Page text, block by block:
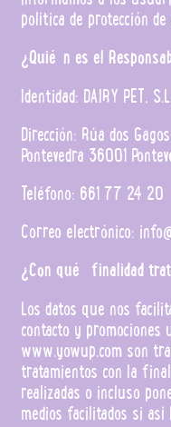
política de protección
¿Quién es el
Identidad: DAIRY PET,
Dirección: Rúa dos
Pontevedra 36001
Teléfono: 661 77 24 20
Correo electrónico:
¿Con qué finalidad
Los datos que nos
contacto y promociones
www.yowup.com son
tratamientos con la
realizadas o incluso
medios facilitados si